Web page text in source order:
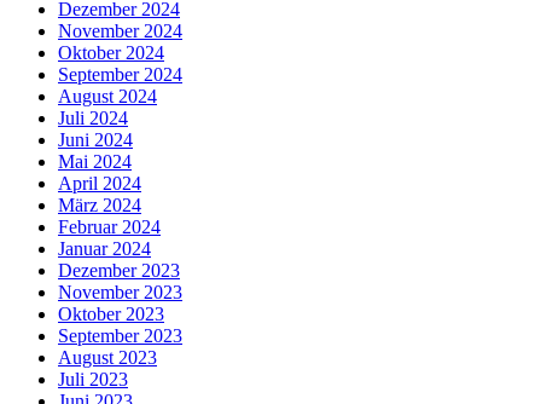
Dezember 2024
November 2024
Oktober 2024
September 2024
August 2024
Juli 2024
Juni 2024
Mai 2024
April 2024
März 2024
Februar 2024
Januar 2024
Dezember 2023
November 2023
Oktober 2023
September 2023
August 2023
Juli 2023